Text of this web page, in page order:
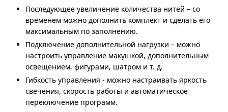
Последующее увеличение количества нитей – со
временем можно дополнить комплект и сделать его
максимальным по заполнению.
Подключение дополнительной нагрузки – можно
настроить управление макушкой, дополнительным
освещением, фигурами, шатром и т. д.
Гибкость управления - можно настраивать яркость
свечения, скорость работы и автоматическое
переключение программ.